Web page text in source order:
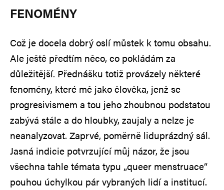
FENOMÉNY
Což je docela dobrý oslí můstek k tomu obsahu.
Ale ještě předtím něco, co pokládám za
důležitější. Přednášku totiž provázely některé
fenomény, které mě jako člověka, jenž se
progresivismem a tou jeho zhoubnou podstatou
zabývá stále a do hloubky, zaujaly a nelze je
neanalyzovat. Zaprvé, poměrně liduprázdný sál.
Jasná indicie potvrzující můj názor, že jsou
všechna tahle témata typu „queer menstruace“
pouhou úchylkou pár vybraných lidí a institucí.